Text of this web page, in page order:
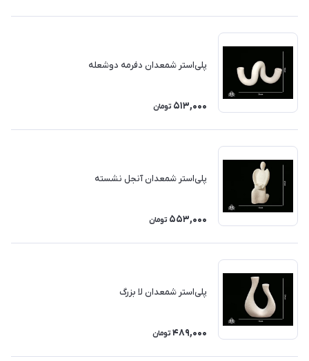
پلی‌استر شمعدان دفرمه دوشعله
513,000 تومان
پلی‌استر شمعدان آنجل نشسته
553,000 تومان
پلی‌استر شمعدان لا بزرگ
489,000 تومان